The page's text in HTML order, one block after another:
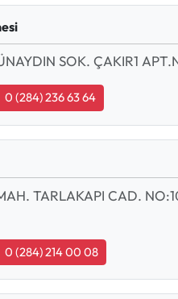
SOK. ÇAKIR1
0 (284) 236 63 64
TARLAKAPI CAD.
0 (284) 214 00 08